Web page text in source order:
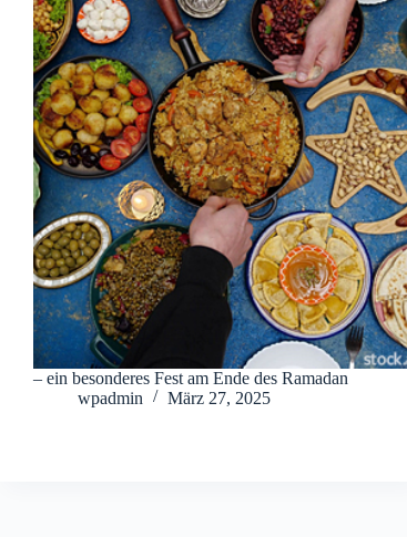
– ein besonderes Fest am Ende des Ramadan
wpadmin
März 27, 2025